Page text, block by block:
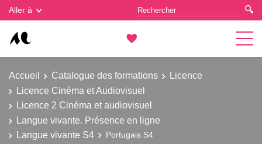
Aller à
Accueil Catalogue des formations
Licence
Licence Cinéma et Audiovisuel
Licence 2 Cinéma et audiovisuel
Langue vivante. Présence en ligne
Langue vivante S4
Portugais S4
Gestion des cookies